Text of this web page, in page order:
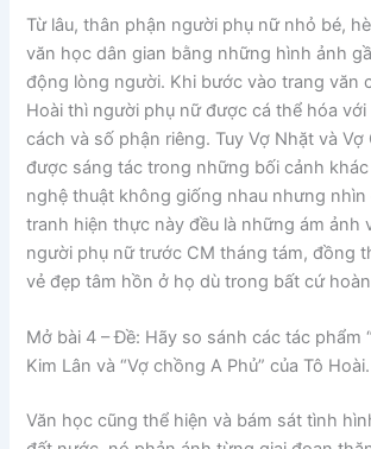
Từ lâu, thân phận người phụ nữ nhỏ bé,
văn học dân gian bằng những hình ảnh
động lòng người. Khi bước vào trang văn
Hoài thì người phụ nữ được cá thể hóa
cách và số phận riêng. Tuy Vợ Nhặt và Vợ
được sáng tác trong những bối cảnh
nghệ thuật không giống nhau nhưng nhìn
tranh hiện thực này đều là những ám ảnh
người phụ nữ trước CM tháng tám, đồng
vẻ đẹp tâm hồn ở họ dù trong bất cứ
Mở bài 4 – Đề: Hãy so sánh các tác phẩm
Kim Lân và “Vợ chồng A Phủ” của Tô Hoài.
Văn học cũng thể hiện và bám sát tình